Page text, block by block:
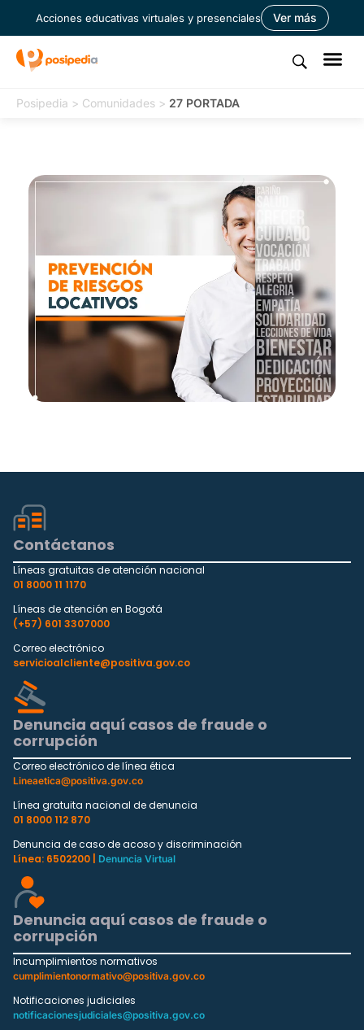
Acciones educativas virtuales y presenciales Ver más
Posipedia > Comunidades > 27 PORTADA
Contáctanos
Líneas gratuitas de atención nacional
01 8000 11 1170
Líneas de atención en Bogotá
(+57) 601 3307000
Correo electrónico
servicioalcliente@positiva.gov.co
Denuncia aquí casos de fraude o
corrupción
Correo electrónico de línea ética
Lineaetica@positiva.gov.co
Línea gratuita nacional de denuncia
01 8000 112 870
Denuncia de caso de acoso y discriminación
Línea: 6502200 |
Denuncia Virtual
Denuncia aquí casos de fraude o
corrupción
Incumplimientos normativos
cumplimientonormativo@positiva.gov.co
Notificaciones judiciales
notificacionesjudiciales@positiva.gov.co